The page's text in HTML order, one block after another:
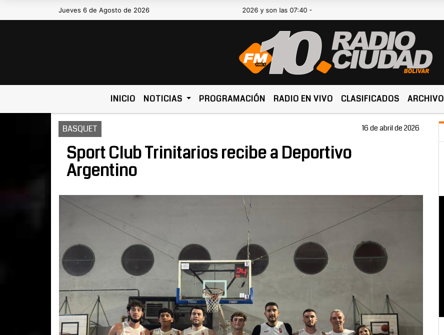
Jueves 6 de Agosto de 2026Hoy es Jueves 6 de Agosto de 2026 y son las 07:40 -
INICIO NOTICIAS PROGRAMACIÓN RADIO EN VIVO CLASIFICADOS ARCHIVO
BASQUET 16 de abril de 2026
Sport Club Trinitarios recibe a Deportivo
Argentino